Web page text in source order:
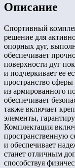
Описание
Спортивный
решение для
опорных дуг,
обеспечивает
поверхности дуг
и подчеркивает ее
пространство
из армированного
обеспечивает
также включает
элементы,
Комплектация
пространственную
и обеспечивает
станет отличным
способствуя